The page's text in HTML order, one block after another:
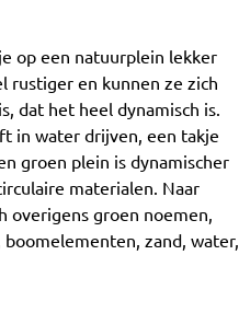
op een natuurplein lekker
rustiger en kunnen ze zich
dat het heel dynamisch is.
in water drijven, een takje
groen plein is dynamischer
materialen. Naar
overigens groen noemen,
zand, water,